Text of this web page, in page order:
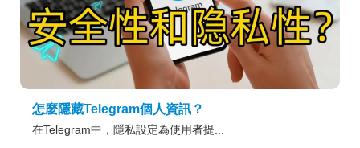
怎麼隱藏Telegram個人資訊？
在Telegram中，隱私設定為使用者提...